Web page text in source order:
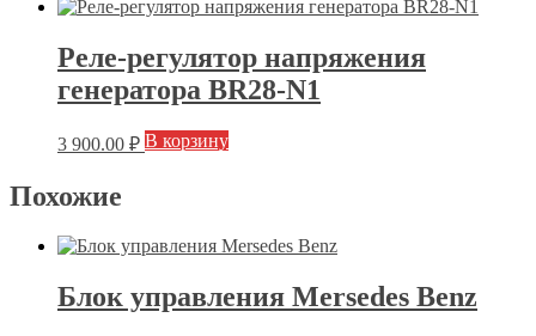
Реле-регулятор напряжения
генератора BR28-N1
3 900.00 ₽ В корзину
Похожие
Блок управления Mersedes Benz